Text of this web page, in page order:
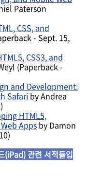
Paterson
CSS, and
- Sept. 15,
CSS3, and
(Paperback-
and Development:
Safari by Andrea
HTML5,
Apps by Damon
(iPad) 관련 서적들입